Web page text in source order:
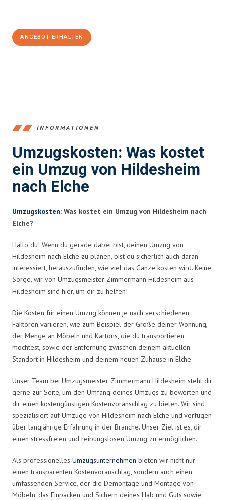
ANGEBOT ERHALTEN
INFORMATIONEN
Umzugskosten: Was kostet
ein Umzug von Hildesheim
nach Elche
Umzugskosten: Was kostet ein Umzug von Hildesheim nach
Elche?
Hallo du! Wenn du gerade dabei bist, deinen Umzug von
Hildesheim nach Elche zu planen, bist du sicherlich auch daran
interessiert, herauszufinden, wie viel das Ganze kosten wird. Keine
Sorge, wir von Umzugsmeister Zimmermann Hildesheim aus
Hildesheim sind hier, um dir zu helfen!
Die Kosten für einen Umzug können je nach verschiedenen
Faktoren variieren, wie zum Beispiel der Größe deiner Wohnung,
der Menge an Möbeln und Kartons, die du transportieren
möchtest, sowie der Entfernung zwischen deinem aktuellen
Standort in Hildesheim und deinem neuen Zuhause in Elche.
Unser Team bei Umzugsmeister Zimmermann Hildesheim steht dir
gerne zur Seite, um den Umfang deines Umzugs zu bewerten und
dir einen kostengünstigen Kostenvoranschlag zu bieten. Wir sind
spezialisiert auf Umzüge von Hildesheim nach Elche und verfügen
über langjährige Erfahrung in der Branche. Unser Ziel ist es, dir
einen stressfreien und reibungslosen Umzug zu ermöglichen.
Als professionelles Umzugsunternehmen bieten wir nicht nur
einen transparenten Kostenvoranschlag, sondern auch einen
umfassenden Service, der die Demontage und Montage von
Möbeln, das Einpacken und Sichern deines Hab und Guts sowie